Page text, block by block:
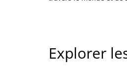
Explorer